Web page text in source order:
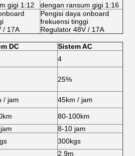
gigi 1:12
dengan ransum gigi 1:16
/ 17A
Pengisi daya onboard
frekuensi tinggi
Regulator 48V / 17A
DC
Sistem AC
4
25%
/ jam
45km / jam
80-100km
8-10 jam
300kgs
2.9m